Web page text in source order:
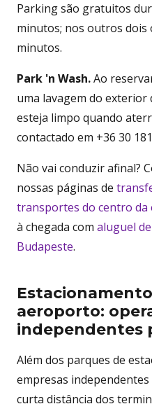
Parking são gratuitos
minutos; nos outros
minutos.
Park 'n Wash.Ao
uma lavagem do
esteja limpo quando
contactado em +36 30
Não vai conduzir afinal?
nossas páginas de
transportes do centro da
à chegada com aluguel
Budapeste.
aeroporto:
independentes
Além dos parques de
empresas
curta distância dos